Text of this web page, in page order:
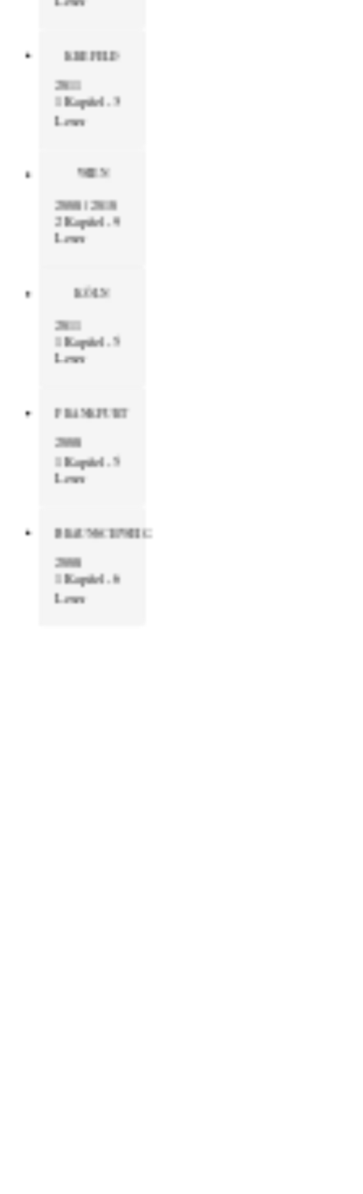
KREFELD
2011
1 Kapitel - 3
Leser
WIEN
2008 / 2010
2 Kapitel - 9
Leser
KÖLN
2011
1 Kapitel - 5
Leser
FRANKFURT
2008
1 Kapitel - 5
Leser
BRAUNSCHWEIG
2008
1 Kapitel - 6
Leser